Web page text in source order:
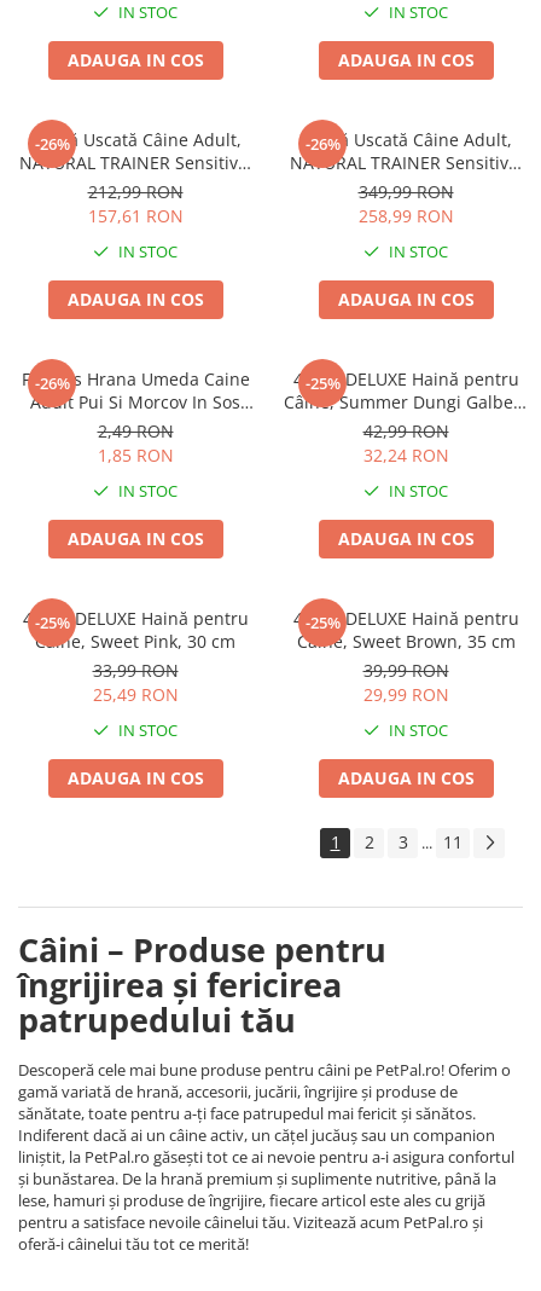
IN STOC
ADAUGA IN COS
IN STOC
ADAUGA IN COS
-26%
Hrană Uscată Câine Adult,
NATURAL TRAINER Sensitive,
Talie Mică, Vită și Orez, 7kg
212,99 RON
157,61 RON
IN STOC
ADAUGA IN COS
-26%
Hrană Uscată Câine Adult,
NATURAL TRAINER Sensitive,
Fără Gluten, Talie
Medie/Mare, Rață, 12kg
349,99 RON
258,99 RON
IN STOC
ADAUGA IN COS
-26%
Friskies Hrana Umeda Caine
Adult Pui Si Morcov In Sos
100g
2,49 RON
1,85 RON
IN STOC
ADAUGA IN COS
-25%
4DOG DELUXE Haină pentru
Câine, Summer Dungi Galben,
35 cm
42,99 RON
32,24 RON
IN STOC
ADAUGA IN COS
-25%
4DOG DELUXE Haină pentru
Câine, Sweet Pink, 30 cm
33,99 RON
25,49 RON
IN STOC
ADAUGA IN COS
-25%
4DOG DELUXE Haină pentru
Câine, Sweet Brown, 35 cm
39,99 RON
29,99 RON
IN STOC
ADAUGA IN COS
1 2 3 ... 11
Câini – Produse pentru
îngrijirea și fericirea
patrupedului tău
Descoperă cele mai bune produse pentru câini pe PetPal.ro! Oferim o
gamă variată de hrană, accesorii, jucării, îngrijire și produse de
sănătate, toate pentru a-ți face patrupedul mai fericit și sănătos.
Indiferent dacă ai un câine activ, un cățel jucăuș sau un companion
liniștit, la PetPal.ro găsești tot ce ai nevoie pentru a-i asigura confortul
și bunăstarea. De la hrană premium și suplimente nutritive, până la
lese, hamuri și produse de îngrijire, fiecare articol este ales cu grijă
pentru a satisface nevoile câinelui tău. Vizitează acum PetPal.ro și
oferă-i câinelui tău tot ce merită!